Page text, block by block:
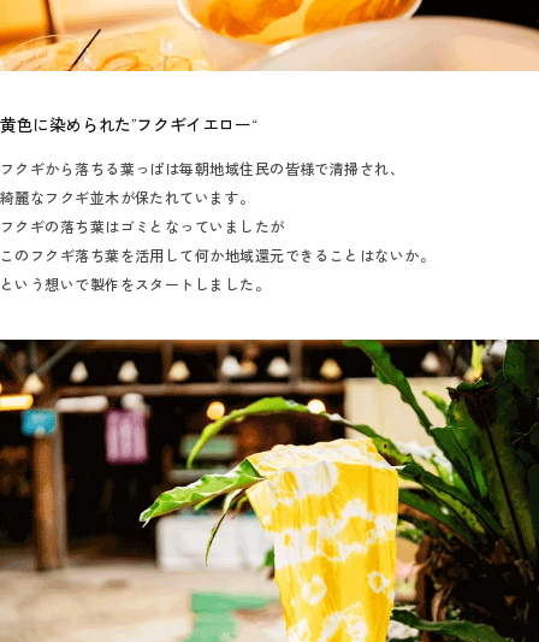
黄色に染められた”フクギイエロー“
フクギから落ちる葉っぱは毎朝地域住民の皆様で清掃され、
綺麗なフクギ並木が保たれています。
フクギの落ち葉はゴミとなっていましたが
このフクギ落ち葉を活用して何か地域還元できることはないか。
という想いで製作をスタートしました。